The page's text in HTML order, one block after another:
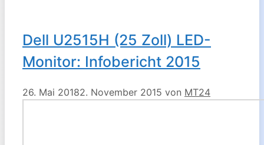
Dell U2515H (25 Zoll) LED-
Monitor: Infobericht 2015
26. Mai 20182. November 2015 von MT24